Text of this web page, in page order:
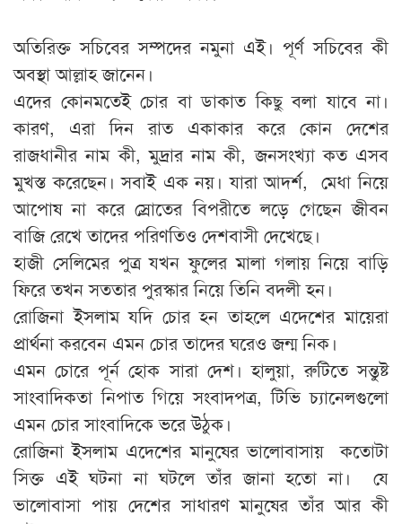
অতিরিক্ত সচিবের সম্পদের নমুনা এই। পূর্ণ সচিবের কী
অবস্থা আল্লাহ জানেন।
এদের কোনমতেই চোর বা ডাকাত কিছু বলা যাবে না।
কারণ, এরা দিন রাত একাকার করে কোন দেশের
রাজধানীর নাম কী, মুদ্রার নাম কী, জনসংখ্যা কত এসব
মুখস্ত করেছেন। সবাই এক নয়। যারা আদর্শ, মেধা নিয়ে
আপোষ না করে স্রোতের বিপরীতে লড়ে গেছেন জীবন
বাজি রেখে তাদের পরিণতিও দেশবাসী দেখেছে।
হাজী সেলিমের পুত্র যখন ফুলের মালা গলায় নিয়ে বাড়ি
ফিরে তখন সততার পুরস্কার নিয়ে তিনি বদলী হন।
রোজিনা ইসলাম যদি চোর হন তাহলে এদেশের মায়েরা
প্রার্থনা করবেন এমন চোর তাদের ঘরেও জন্ম নিক।
এমন চোরে পূর্ন হোক সারা দেশ। হালুয়া, রুটিতে সন্তুষ্ট
সাংবাদিকতা নিপাত গিয়ে সংবাদপত্র, টিভি চ্যানেলগুলো
এমন চোর সাংবাদিকে ভরে উঠুক।
রোজিনা ইসলাম এদেশের মানুষের ভালোবাসায় কতোটা
সিক্ত এই ঘটনা না ঘটলে তাঁর জানা হতো না। যে
ভালোবাসা পায় দেশের সাধারণ মানুষের তাঁর আর কী